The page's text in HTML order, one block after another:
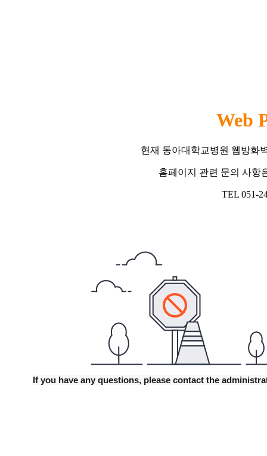
Web
현재 동아대학교병원 웹방화
홈페이지 관련 문의 사항
TEL 051-
If you have any questions, please contact the